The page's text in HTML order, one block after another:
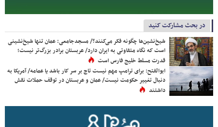
در بحث مشارکت کنید
شیخ‌نشین‌ها چگونه فکر می‌کنند؟/ مسجدجامعی: عمان تنها شیخ‌نشینی
است که نگاه متفاوتی به ایران دارد/ عربستان برادر بزرگ‌تر نیست؛
قدرت مسلط خلیج فارس است
ابوالفتح: برای ترامپ مهم نیست تاج بر سر کار باشد یا عمامه/ آمریکا به
دنبال تغییر حکومت نیست/ عمان و عربستان در توقف حملات نقش
داشتند